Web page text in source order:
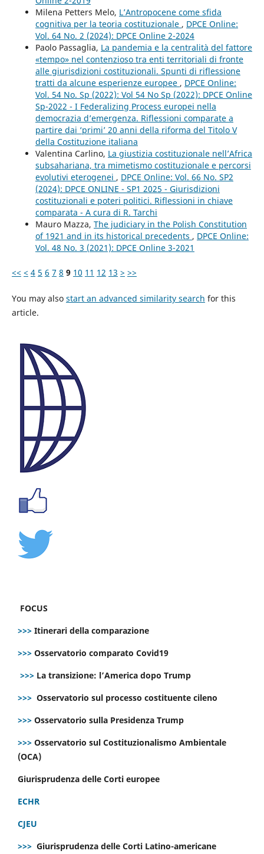
Milena Petters Melo, L’Antropocene come sfida
cognitiva per la teoria costituzionale , DPCE Online:
Vol. 64 No. 2 (2024): DPCE Online 2-2024
Paolo Passaglia, La pandemia e la centralità del fattore
«tempo» nel contenzioso tra enti territoriali di fronte
alle giurisdizioni costituzionali. Spunti di riflessione
tratti da alcune esperienze europee , DPCE Online:
Vol. 54 No. Sp (2022): Vol 54 No Sp (2022): DPCE Online
Sp-2022 - I Federalizing Process europei nella
democrazia d’emergenza. Riflessioni comparate a
partire dai ‘primi’ 20 anni della riforma del Titolo V
della Costituzione italiana
Valentina Carlino, La giustizia costituzionale nell’Africa
subsahariana, tra mimetismo costituzionale e percorsi
evolutivi eterogenei , DPCE Online: Vol. 66 No. SP2
(2024): DPCE ONLINE - SP1 2025 - Giurisdizioni
costituzionali e poteri politici. Riflessioni in chiave
comparata - A cura di R. Tarchi
Mauro Mazza, The judiciary in the Polish Constitution
of 1921 and in its historical precedents , DPCE Online:
Vol. 48 No. 3 (2021): DPCE Online 3-2021
<< < 4 5 6 7 8 9 10 11 12 13 > >>
You may also start an advanced similarity search for this
article.
FOCUS
>>> Itinerari della comparazione
>>> Osservatorio comparato Covid19
>>> La transizione: l’America dopo Trump
>>> Osservatorio sul processo costituente cileno
>>> Osservatorio sulla Presidenza Trump
>>> Osservatorio sul Costituzionalismo Ambientale
(OCA)
Giurisprudenza delle Corti europee
ECHR
CJEU
>>> Giurisprudenza delle Corti Latino-americane